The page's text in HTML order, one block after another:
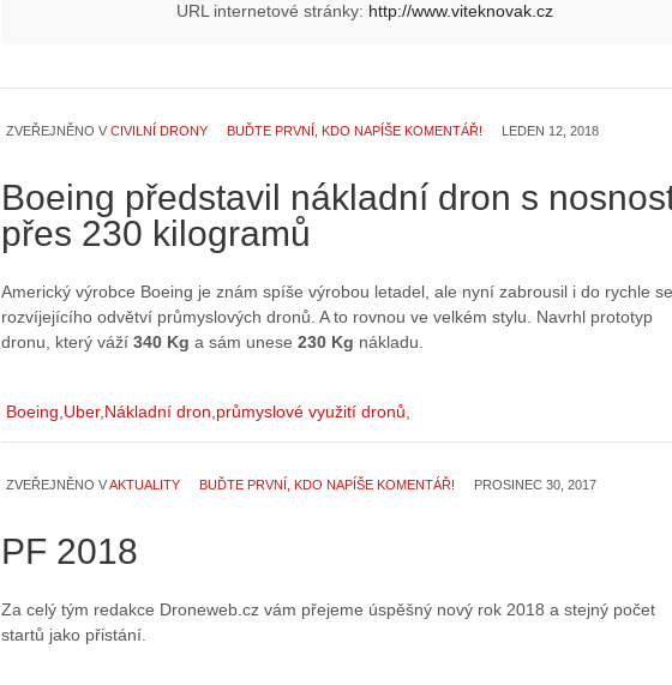
URL internetové stránky: http://www.viteknovak.cz
ZVEŘEJNĚNO V CIVILNÍ DRONY BUĎTE PRVNÍ, KDO NAPÍŠE KOMENTÁŘ! LEDEN 12, 2018
Boeing představil nákladní dron s
přes 230 kilogramů
Americký výrobce Boeing je znám spíše výrobou letadel, ale nyní zabrousil i do rychle se
rozvíjejícího odvětví průmyslových dronů. A to rovnou ve velkém stylu. Navrhl prototyp
dronu, který váží 340 Kg a sám unese 230 Kg nákladu.
Boeing Uber Nákladní dron průmyslové využití dronů
ZVEŘEJNĚNO VAKTUALITY BUĎTE PRVNÍ, KDO NAPÍŠE KOMENTÁŘ! PROSINEC 30, 2017
PF 2018
Za celý tým redakce Droneweb.cz vám přejeme úspěšný nový rok 2018 a stejný počet
startů jako přistání.